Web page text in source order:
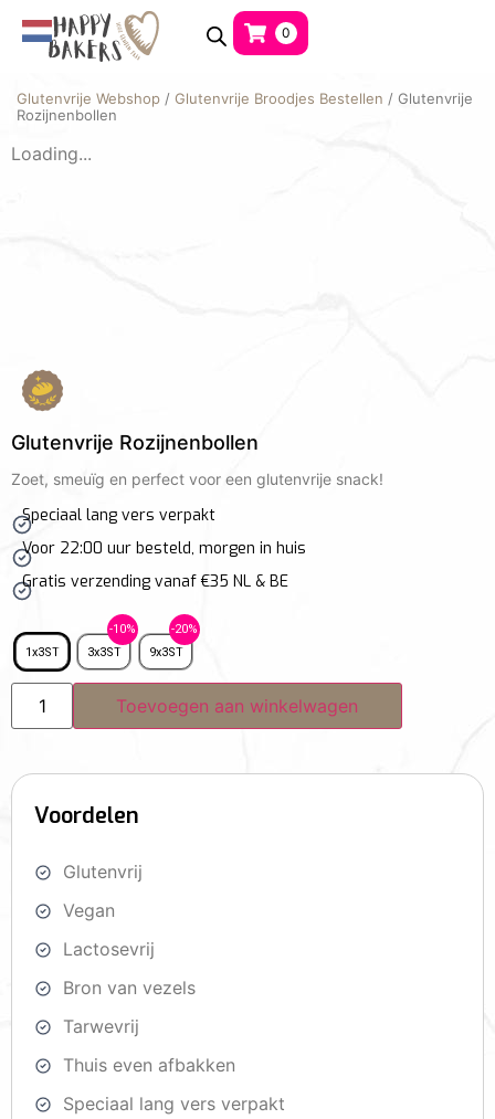
0
Glutenvrije Webshop / Glutenvrije Broodjes Bestellen / Glutenvrije
Rozijnenbollen
Loading...
Glutenvrije Rozijnenbollen
Zoet, smeuïg en perfect voor een glutenvrije snack!
Speciaal lang vers verpakt
Voor 22:00 uur besteld, morgen in huis
Gratis verzending vanaf €35 NL & BE
1x3ST 3x3ST 9x3ST
Toevoegen aan winkelwagen
Voordelen
Glutenvrij
Vegan
Lactosevrij
Bron van vezels
Tarwevrij
Thuis even afbakken
Speciaal lang vers verpakt